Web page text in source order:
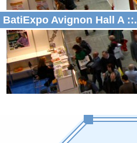
BatiExpo Avignon Hall A ::.